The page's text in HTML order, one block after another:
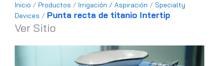
Inicio / Productos / Irrigación / Aspiración / Specialty
Devices / Punta recta de titanio Intertip
Ver Sitio